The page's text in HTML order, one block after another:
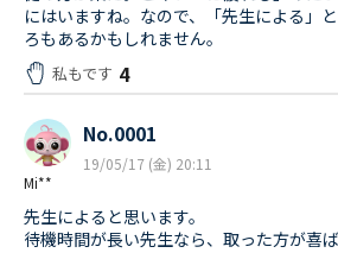
にはいますね。なので、「先生による」
ろもあるかもしれません。
私もです 4
Mi**
No.0001
19/05/17 (金) 20:11
先生によると思います。
待機時間が長い先生なら、取った方が喜ば